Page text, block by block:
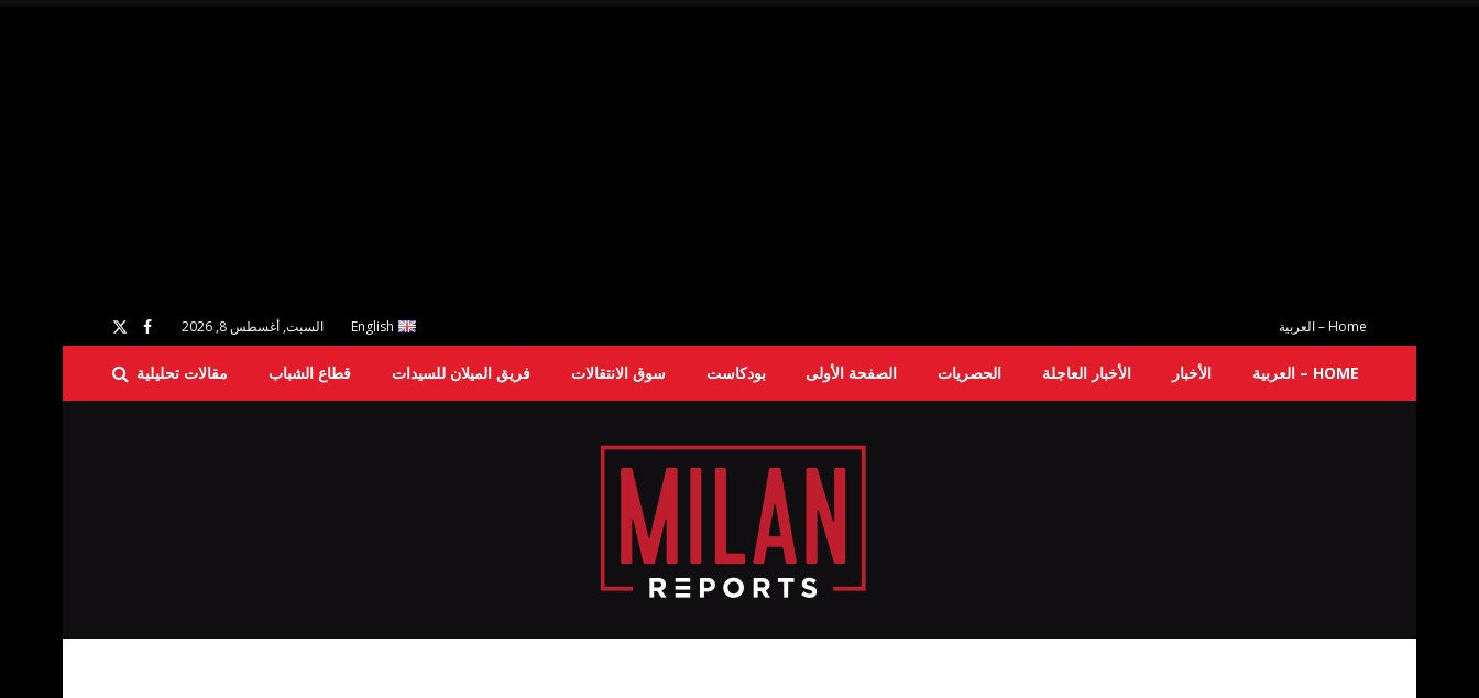
Home – العربية English السبت, أغسطس 8, 2026
HOME – العربية الأخبار الأخبار العاجلة الحصريات الصفحة الأولى بودكاست سوق الانتقالات فريق الميلان للسيدات قطاع الشباب مقالات تحليلية